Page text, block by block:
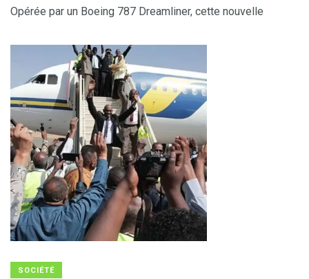
Opérée par un Boeing 787 Dreamliner, cette nouvelle
SOCIÉTÉ